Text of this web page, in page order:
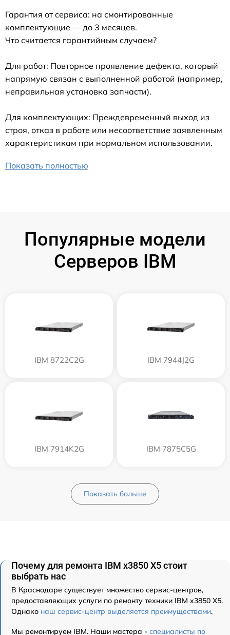
Гарантия от сервиса: на смонтированные
комплектующие — до 3 месяцев.
Что считается гарантийным случаем?
Для работ: Повторное проявление дефекта, который
напрямую связан с выполненной работой (например,
неправильная установка запчасти).
Для комплектующих: Преждевременный выход из
строя, отказ в работе или несоответствие заявленным
характеристикам при нормальном использовании.
Показать полностью
Популярные модели
Серверов IBM
IBM 8722C2G IBM 7944J2G
IBM 7914K2G IBM 7875C5G
Показать больше
Почему для ремонта IBM x3850 X5 стоит
выбрать нас
В Краснодаре существует множество сервис-центров,
предоставляющих услуги по ремонту техники IBM x3850 X5.
Однако наш сервис-центр выделяется преимуществами.
Мы ремонтируем IBM. Наши мастера - специалисты по